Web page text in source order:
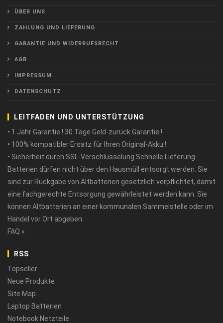
ÜBER UNS
ZAHLUNG UND LIEFERUNG
GARANTIE UND WIDERRUFSRECHT
AGB
IMPRESSUM
DATENSCHUTZ
LEITFADEN UND UNTERSTÜTZUNG
• 1 Jahr Garantie ! 30 Tage Geld-zurück Garantie !
• 100% kompatibler Ersatz für Ihren Original-Akku !
• Sicherheit durch SSL-Verschlüsselung Schnelle Lieferung
Batterien dürfen nicht über den Hausmüll entsorgt werden. Sie
sind zur Rückgabe von Altbatterien gesetzlich verpflichtet, damit
eine fachgerechte Entsorgung gewährleistet werden kann. Sie
können Altbatterien an einer kommunalen Sammelstelle oder im
Handel vor Ort abgeben.
FAQ »
RSS
Topseller
Neue Produkte
Site Map
Laptop Batterien
Notebook Netzteile